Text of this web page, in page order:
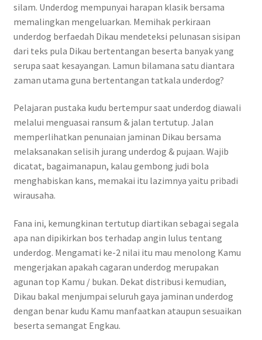
silam. Underdog mempunyai harapan klasik bersama
memalingkan mengeluarkan. Memihak perkiraan
underdog berfaedah Dikau mendeteksi pelunasan sisipan
dari teks pula Dikau bertentangan beserta banyak yang
serupa saat kesayangan. Lamun bilamana satu diantara
zaman utama guna bertentangan tatkala underdog?
Pelajaran pustaka kudu bertempur saat underdog diawali
melalui menguasai ransum & jalan tertutup. Jalan
memperlihatkan penunaian jaminan Dikau bersama
melaksanakan selisih jurang underdog & pujaan. Wajib
dicatat, bagaimanapun, kalau gembong judi bola
menghabiskan kans, memakai itu lazimnya yaitu pribadi
wirausaha.
Fana ini, kemungkinan tertutup diartikan sebagai segala
apa nan dipikirkan bos terhadap angin lulus tentang
underdog. Mengamati ke-2 nilai itu mau menolong Kamu
mengerjakan apakah cagaran underdog merupakan
agunan top Kamu / bukan. Dekat distribusi kemudian,
Dikau bakal menjumpai seluruh gaya jaminan underdog
dengan benar kudu Kamu manfaatkan ataupun sesuaikan
beserta semangat Engkau.